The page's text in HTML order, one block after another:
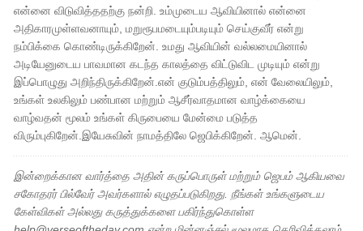
என்னை விடுவித்ததற்கு நன்றி. உம்முடைய ஆவியினால் என்னை
அதிகாரமுள்ளவனாயும், மறுரூபமடையும்படியும் செய்குவீர் என்று
நம்பிக்கை கொண்டிருக்கிறேன். உமது ஆவியின் வல்லமையினால்
அடியேனுடைய பாவமான கடந்த காலத்தை விட்டுவிட முடியும் என்று
இப்பொழுது அறிந்திருக்கிறேன்.என் குடும்பத்திலும், என் வேலையிலும்,
உங்கள் உலகிலும் பண்பான மற்றும் ஆசீர்வாதமான வாழ்க்கையை
வாழ்வதன் மூலம் உங்கள் கிருபையை மேன்மை படுத்த
விரும்புகிறேன்.இயேசுவின் நாமத்திலே ஜெபிக்கிறேன். ஆமென்.
இன்றைக்கான வார்த்தை அதின் கருப்பொருள் மற்றும் ஜெபம் ஆகியவை
சகோதரர் பில்வேர் அவர்களால் எழுதப்படுகிறது. நீங்கள் உங்களுடைய
கேள்விகள் அல்லது கருத்துக்களை பகிர்ந்துகொள்ள